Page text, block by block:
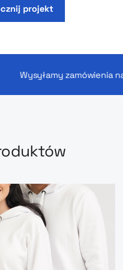
projekt
zamówienia na cały